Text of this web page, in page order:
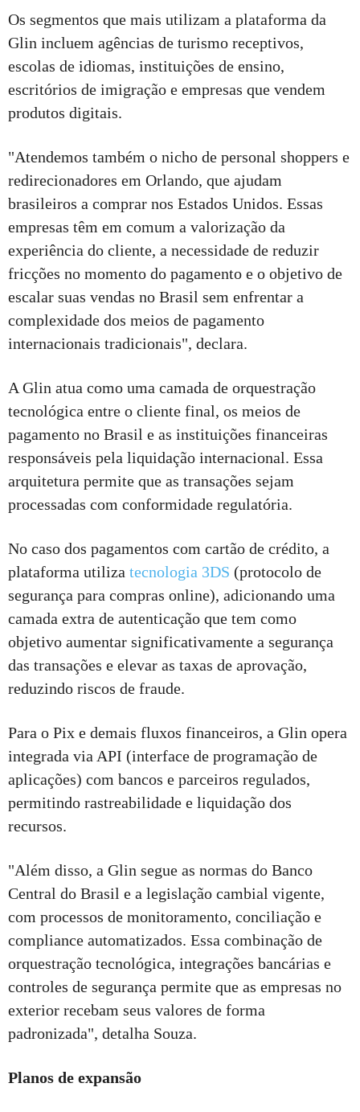
Os segmentos que mais utilizam a plataforma da
Glin incluem agências de turismo receptivos,
escolas de idiomas, instituições de ensino,
escritórios de imigração e empresas que vendem
produtos digitais.
"Atendemos também o nicho de personal shoppers e
redirecionadores em Orlando, que ajudam
brasileiros a comprar nos Estados Unidos. Essas
empresas têm em comum a valorização da
experiência do cliente, a necessidade de reduzir
fricções no momento do pagamento e o objetivo de
escalar suas vendas no Brasil sem enfrentar a
complexidade dos meios de pagamento
internacionais tradicionais", declara.
A Glin atua como uma camada de orquestração
tecnológica entre o cliente final, os meios de
pagamento no Brasil e as instituições financeiras
responsáveis pela liquidação internacional. Essa
arquitetura permite que as transações sejam
processadas com conformidade regulatória.
No caso dos pagamentos com cartão de crédito, a
plataforma utiliza tecnologia 3DS (protocolo de
segurança para compras online), adicionando uma
camada extra de autenticação que tem como
objetivo aumentar significativamente a segurança
das transações e elevar as taxas de aprovação,
reduzindo riscos de fraude.
Para o Pix e demais fluxos financeiros, a Glin opera
integrada via API (interface de programação de
aplicações) com bancos e parceiros regulados,
permitindo rastreabilidade e liquidação dos
recursos.
"Além disso, a Glin segue as normas do Banco
Central do Brasil e a legislação cambial vigente,
com processos de monitoramento, conciliação e
compliance automatizados. Essa combinação de
orquestração tecnológica, integrações bancárias e
controles de segurança permite que as empresas no
exterior recebam seus valores de forma
padronizada", detalha Souza.
Planos de expansão